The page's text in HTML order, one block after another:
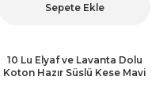
Sepete Ekle
10 Lu Elyaf ve Lavanta Dolu
Koton Hazır Süslü Kese Mavi